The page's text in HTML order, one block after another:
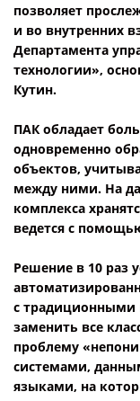
позволяет
и во внутренних
Департамента
технологии»,
Кутин.
ПАК обладает
одновременно
объектов,
между ними. На
комплекса
ведется с
Решение в 10 раз
с традиционными
заменить все
проблему
системами,
языками, на